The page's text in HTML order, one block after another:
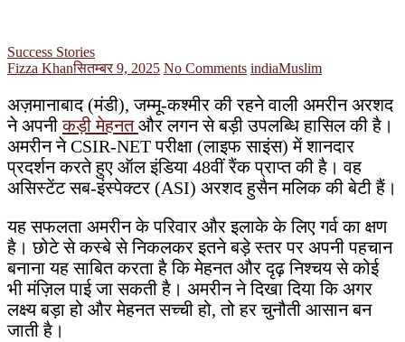
Success Stories
Fizza Khanसितम्बर 9, 2025 No Comments indiaMuslim
अज़मानाबाद (मंडी), जम्मू-कश्मीर की रहने वाली अमरीन अरशद
ने अपनीकड़ी मेहनतऔर लगन से बड़ी उपलब्धि हासिल की है।
अमरीन ने CSIR-NET परीक्षा (लाइफ साइंस) में शानदार
प्रदर्शन करते हुए ऑल इंडिया 48वीं रैंक प्राप्त की है। वह
असिस्टेंट सब-इंस्पेक्टर (ASI) अरशद हुसैन मलिक की बेटी हैं।
यह सफलता अमरीन के परिवार और इलाके के लिए गर्व का क्षण
है। छोटे से कस्बे से निकलकर इतने बड़े स्तर पर अपनी पहचान
बनाना यह साबित करता है कि मेहनत और दृढ़ निश्चय से कोई
भी मंज़िल पाई जा सकती है। अमरीन ने दिखा दिया कि अगर
लक्ष्य बड़ा हो और मेहनत सच्ची हो, तो हर चुनौती आसान बन
जाती है।